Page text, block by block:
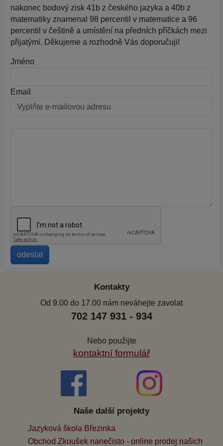
nakonec bodový zisk 41b z českého jazyka a 40b z
matematiky znamenal 98 percentil v matematice a 96
percentil v češtině a umístění na předních příčkách mezi
přijatými. Děkujeme a rozhodně Vás doporučuji!
Jméno
Email
Kontakty
Od 9.00 do 17.00 nám neváhejte zavolat
702 147 931 - 934
Nebo použijte
kontaktní formulář
Naše další projekty
Jazyková škola Březinka
Obchod Zkoušek nanečisto - online prodej našich